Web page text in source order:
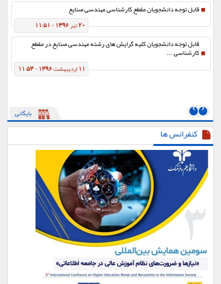
قابل توجه دانشجویان مقطع کارشناسی مهندسی صنایع
20 تیر 1396 - 11:51
قابل توجه دانشجویان کلیه گرایش های رشته مهندسی صنایع در مقطع
کارشناسی ...
11 اردیبهشت 1396 - 11:53
بایگانی
کنفرانس ها